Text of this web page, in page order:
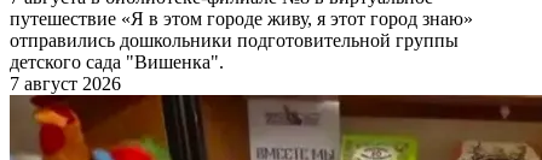
путешествие «Я в этом городе живу, я этот город знаю»
отправились дошкольники подготовительной группы
детского сада "Вишенка".
7 август 2026